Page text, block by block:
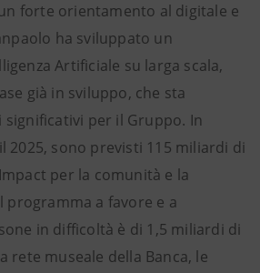
forte orientamento al digitale e
ha sviluppato un
Artificiale su larga scala,
già in sviluppo, che sta
per il Gruppo. In
2025, sono previsti 115 miliardi di
per la comunità e la
programma a favore e a
in difficoltà è di 1,5 miliardi di
rete museale della Banca, le